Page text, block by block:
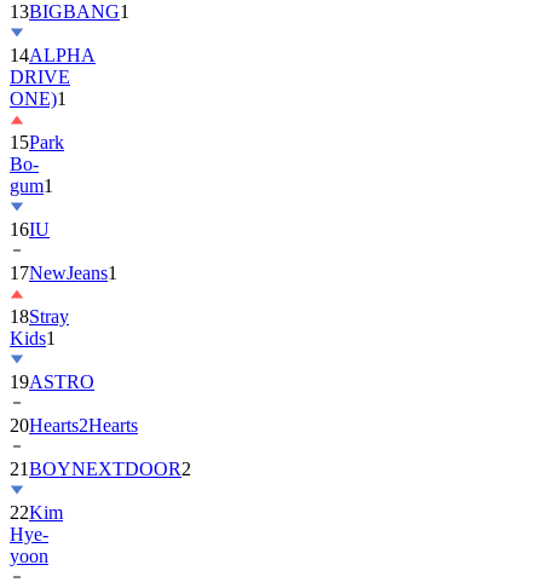
14ALPHA
DRIVE
ONE)1
15Park
Bo-
gum1
16IU
17NewJeans
18Stray
Kids
19ASTRO
20Hearts2Hearts
21BOYNEXTDOOR
22Kim
Hye-
yoon
23ATEEZ